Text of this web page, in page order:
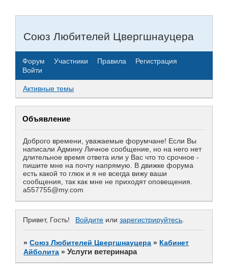
Союз Любителей Цвергшнауцера
Форум Участники Правила
Регистрация
Войти
Активные темы
Объявление
Доброго времени, уважаемые форумчане! Если Вы
написали Админу Личное сообщение, но на него нет
длительное время ответа или у Вас что то срочное -
пишите мне на почту напрямую. В движке форума
есть какой то глюк и я не всегда вижу ваши
сообщения, так как мне не приходят оповещения.
a557755@my.com
Привет, Гость! Войдите или зарегистрируйтесь.
»Союз Любителей Цвергшнауцера » Кабинет
Айболита »Услуги ветеринара